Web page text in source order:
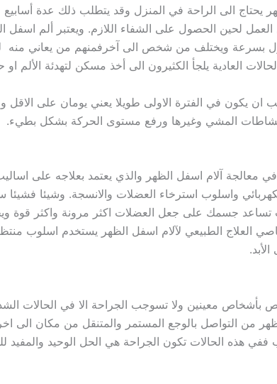
يحتاج الى الراحة في المنزل وقد يتطلب ذلك عدة أسابيع
العمل لحين الحصول على الشفاء اللازم. ويعتبر ألم اسفل
بسرعة ويختلف من شخص الى آخرفمنهم من يعاني منه
العادية يلجأ الكثيرون الى أخذ مسكن لتهدئة الألم او
ان يكون في الفترة الاولى طويلا يعني يومان على الاقل
المشي وغيرها ورفع مستوى الحركة بشكل بطيء.
معالجة آلام اسفل الظهر والذي يعتمد بعلاجه على
واسلوب استرخاء العضلات والانسجة. وشيئا
تساعد جسمك على جعل العضلات اكثر مرونة واكثر
العلاج الطبيعي لآلام اسفل الظهر يستخدم اسلوب
بأشخاص معينين ولا تسوجب الجراحة الا في الحالات
من التواصل بالوجع المستمر والمتنقل من مكان الى
هذه الحالات تكون الجراحة هي الحل الوحيد والمفيد